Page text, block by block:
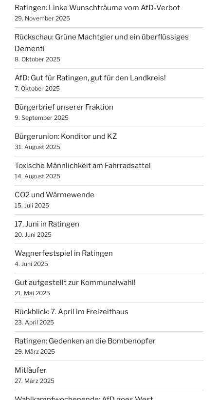
Ratingen: Linke Wunschträume vom AfD-Verbot
29. November 2025
Rückschau: Grüne Machtgier und ein überflüssiges
Dementi
8. Oktober 2025
AfD: Gut für Ratingen, gut für den Landkreis!
7. Oktober 2025
Bürgerbrief unserer Fraktion
9. September 2025
Bürgerunion: Konditor und KZ
31. August 2025
Toxische Männlichkeit am Fahrradsattel
14. August 2025
CO2 und Wärmewende
15. Juli 2025
17. Juni in Ratingen
20. Juni 2025
Wagnerfestspiel in Ratingen
4. Juni 2025
Gut aufgestellt zur Kommunalwahl!
21. Mai 2025
Rückblick: 7. April im Freizeithaus
23. April 2025
Ratingen: Gedenken an die Bombenopfer
29. März 2025
Mitläufer
27. März 2025